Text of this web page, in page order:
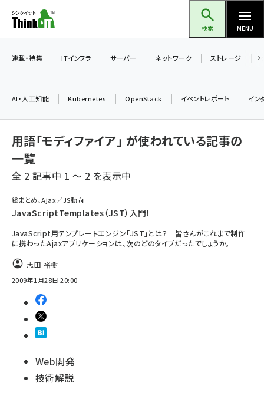
ン
ツ
検索 MENU
ai (2486)
iot女子会 (2273)
北海道をのんびり旅する晴山佳須夫のヒント集！ (2025)
drupal (1947)
genai (1477)
abc123 (1352)
ai crunch (1348)
連載・特集 ITインフラ サーバー ネットワーク ストレージ
AI・人工知能 Kubernetes OpenStack イベントレポート イン
用語「モディファイア」 が使われている記事の
一覧
全 2 記事中 1 ～ 2 を表示中
総まとめ、Ajax／JS動向
JavaScriptTemplates（JST）入門！
JavaScript用テンプレートエンジン「JST」とは？ 皆さんがこれまで制作
に携わったAjaxアプリケーションは、次のどのタイプだったでしょうか。
志田 裕樹
2009年1月28日 20:00
Web開発
技術解説